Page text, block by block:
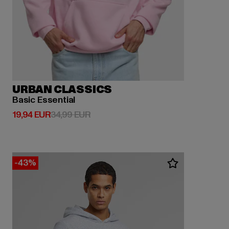
URBAN CLASSICS
Basic Essential
19,94 EUR
Derzeitiger Preis: 19,94 EUR
34,99 EURAktionspreis: 34,99 EUR
-43%